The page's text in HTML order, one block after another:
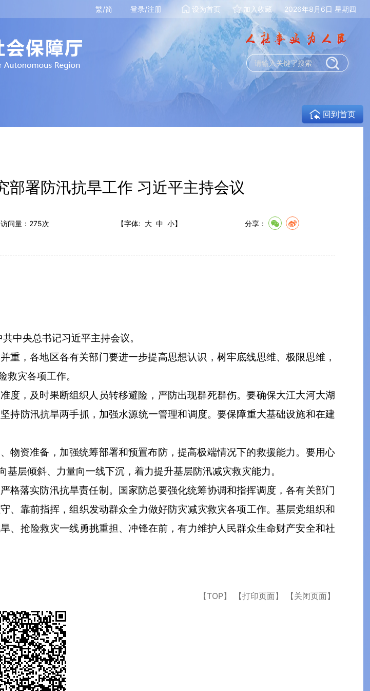
2026年8月6日 星期四
加入收藏
设为首页
登录/注册
繁/简
回到首页
部署防汛抗旱工作 习近平主持会议
访问量： 275次 【字体: 大 中 小】 分享：
中央总书记习近平主持会议。
，各地区各有关部门要进一步提高思想认识，树牢底线思维、极限思维，
救灾各项工作。
度，及时果断组织人员转移避险，严防出现群死群伤。要确保大江大河大湖
持防汛抗旱两手抓，加强水源统一管理和调度。要保障重大基础设施和在建
物资准备，加强统筹部署和预置布防，提高极端情况下的救援能力。要用心
层倾斜、力量向一线下沉，着力提升基层防汛减灾救灾能力。
格落实防汛抗旱责任制。国家防总要强化统筹协调和指挥调度，各有关部门
、靠前指挥，组织发动群众全力做好防灾减灾救灾各项工作。基层党组织和
、抢险救灾一线勇挑重担、冲锋在前，有力维护人民群众生命财产安全和社
【TOP】 【打印页面】 【关闭页面】